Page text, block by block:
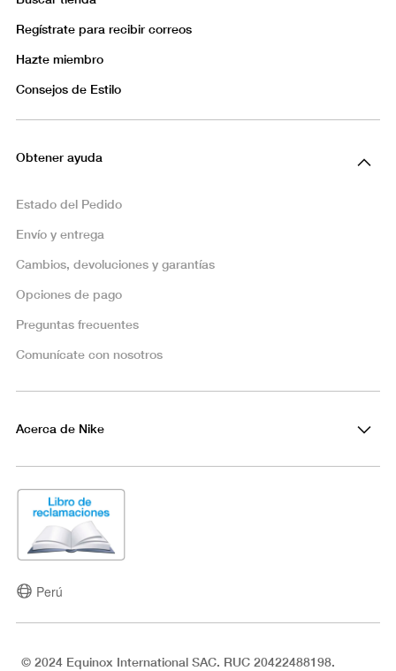
Regístrate para recibir correos
Hazte miembro
Consejos de Estilo
Obtener ayuda
Estado del Pedido
Envío y entrega
Cambios, devoluciones y garantías
Opciones de pago
Preguntas frecuentes
Comunícate con nosotros
Acerca de Nike
Perú
© 2024 Equinox International SAC. RUC 20422488198.